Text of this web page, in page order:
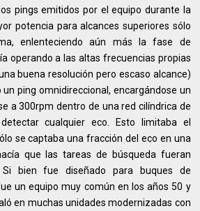
pings emitidos por el equipo durante la
potencia para alcances superiores sólo
enlenteciendo aún más la fase de
operando a las altas frecuencias propias
buena resolución pero escaso alcance)
ping omnidireccional, encargándose un
a 300rpm dentro de una red cilíndrica de
cualquier eco. Esto limitaba el
se captaba una fracción del eco en una
que las tareas de búsqueda fueran
bien fue diseñado para buques de
un equipo muy común en los años 50 y
en muchas unidades modernizadas con